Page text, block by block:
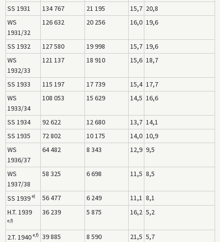
SS 1931 134 767 21 195 15,7 20,8
WS
1931/32
126 632 20 256 16,0 19,6
SS 1932 127 580 19 998 15,7 19,6
WS
1932/33
121 137 18 910 15,6 18,7
SS 1933 115 197 17 739 15,4 17,7
WS
1933/34
108 053 15 629 14,5 16,6
SS 1934 92 622 12 680 13,7 14,1
SS 1935
72 802 10 175 14,0 10,9
WS
1936/37
64 482 8 343 12,9 9,5
WS
1937/38
58 325 6 698 11,5 8,5
SS 1939 e) 56 477 6 249 11,1 8,1
H.T. 1939
e,f)
36 239 5 875 16,2 5,2
2.T. 1940 e,f) 39 885 8 590 21,5 5,7